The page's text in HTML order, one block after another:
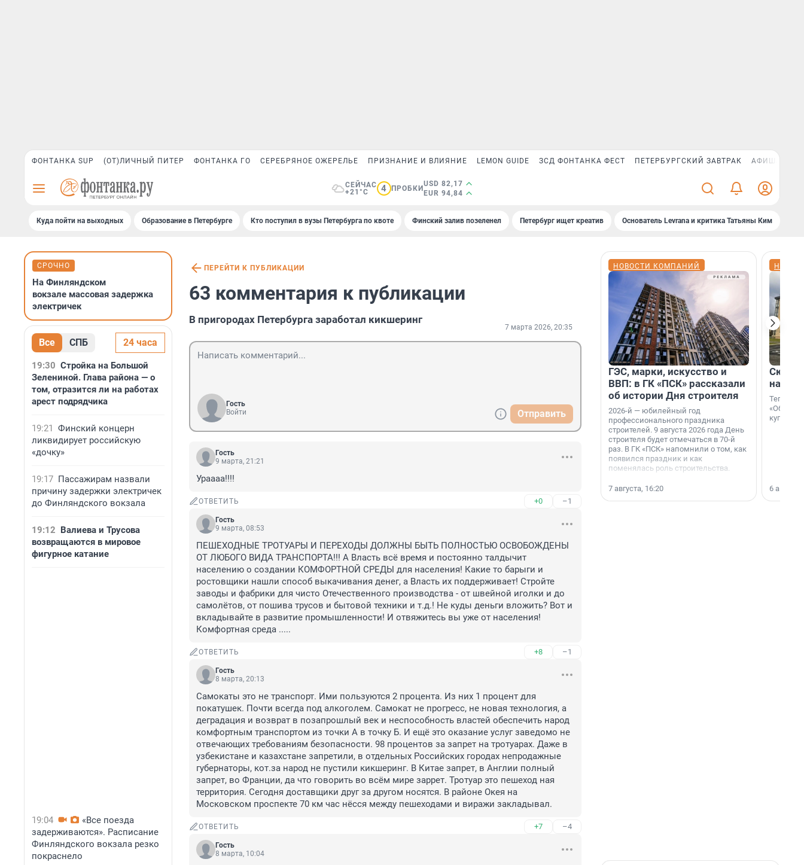
ФОНТАНКА SUP (ОТ)ЛИЧНЫЙ ПИТЕР ФОНТАНКА ГО СЕРЕБРЯНОЕ ОЖЕРЕЛЬЕ ПРИЗНАНИЕ И ВЛИЯНИЕ LEMON GUIDE ЗСД ФОНТАНКА ФЕСТ ПЕТЕРБУРГСКИЙ ЗАВТРАК АФИША PLUS
СЕЙЧАС
+21°C
4 ПРОБКИ
USD 82,17
EUR 94,84
Куда пойти на выходных Образование в Петербурге Кто поступил в вузы Петербурга по квоте Финский залив позеленел Петербург ищет креатив Основатель Levrana и критика Татьяны Ким
СРОЧНО
На Финляндском
вокзале массовая задержка
электричек
Все СПБ 24 часа
19:30 Стройка на Большой
Зелениной. Глава района — о
том, отразится ли на работах
арест подрядчика
19:21 Финский концерн
ликвидирует российскую
«дочку»
19:17 Пассажирам назвали
причину задержки электричек
до Финляндского вокзала
19:12 Валиева и Трусова
возвращаются в мировое
фигурное катание
19:04
«Все поезда
задерживаются». Расписание
Финляндского вокзала резко
покраснело
ПЕРЕЙТИ К ПУБЛИКАЦИИ
63 комментария к публикации
В пригородах Петербурга заработал кикшеринг
7 марта 2026, 20:35
Гость
Войти
Отправить
Гость
9 марта, 21:21
Ураааа!!!!
ОТВЕТИТЬ +0 –1
Гость
9 марта, 08:53
ПЕШЕХОДНЫЕ ТРОТУАРЫ И ПЕРЕХОДЫ ДОЛЖНЫ БЫТЬ ПОЛНОСТЬЮ ОСВОБОЖДЕНЫ
ОТ ЛЮБОГО ВИДА ТРАНСПОРТА!!! А Власть всё время и постоянно талдычит
населению о создании КОМФОРТНОЙ СРЕДЫ для населения! Какие то барыги и
ростовщики нашли способ выкачивания денег, а Власть их поддерживает! Стройте
заводы и фабрики для чисто Отечественного производства - от швейной иголки и до
самолётов, от пошива трусов и бытовой техники и т.д.! Не куды деньги вложить? Вот и
вкладывайте в развитие промышленности! И отвяжитесь вы уже от населения!
Комфортная среда .....
ОТВЕТИТЬ +8 –1
Гость
8 марта, 20:13
Самокаты это не транспорт. Ими пользуются 2 процента. Из них 1 процент для
покатушек. Почти всегда под алкоголем. Самокат не прогресс, не новая технология, а
деградация и возврат в позапрошлый век и неспособность властей обеспечить народ
комфортным транспортом из точки А в точку Б. И ещё это оказание услуг заведомо не
отвечающих требованиям безопасности. 98 процентов за запрет на тротуарах. Даже в
узбекистане и казахстане запретили, в отдельных Российских городах непродажные
губернаторы, кот.за народ не пустили кикшеринг. В Китае запрет, в Англии полный
запрет, во Франции, да что говорить во всём мире заррет. Тротуар это пешеход ная
территория. Сегодня доставщики друг за другом носятся. В районе Окея на
Московском проспекте 70 км час нёсся между пешеходами и виражи закладывал.
ОТВЕТИТЬ +7 –4
Гость
8 марта, 10:04
НОВОСТИ КОМПАНИЙ
ГЭС, марки, искусство и
ВВП: в ГК «ПСК» рассказали
об истории Дня строителя
2026-й — юбилейный год
профессионального праздника
строителей. 9 августа 2026 года День
строителя будет отмечаться в 70-й
раз. В ГК «ПСК» напомнили о том, как
появился праздник и как
поменялась роль строительства.
7 августа, 16:20
на
Теперь
купить
6